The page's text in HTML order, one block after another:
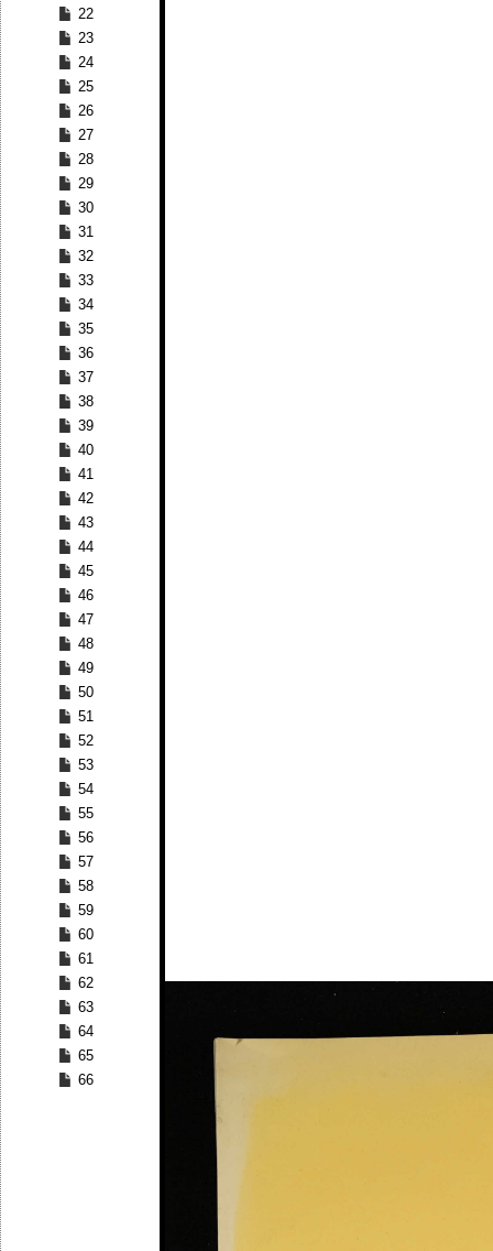
22
23
24
25
26
27
28
29
30
31
32
33
34
35
36
37
38
39
40
41
42
43
44
45
46
47
48
49
50
51
52
53
54
55
56
57
58
59
60
61
62
63
64
65
66